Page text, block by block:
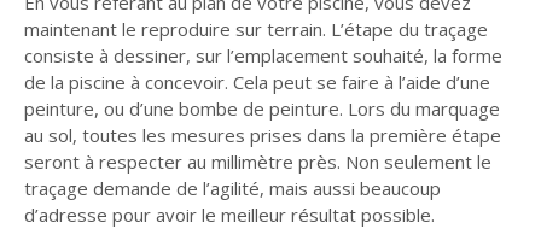
maintenant le reproduire sur terrain. L’étape du traçage
consiste à dessiner, sur l’emplacement souhaité, la forme
de la piscine à concevoir. Cela peut se faire à l’aide d’une
peinture, ou d’une bombe de peinture. Lors du marquage
au sol, toutes les mesures prises dans la première étape
seront à respecter au millimètre près. Non seulement le
traçage demande de l’agilité, mais aussi beaucoup
d’adresse pour avoir le meilleur résultat possible.